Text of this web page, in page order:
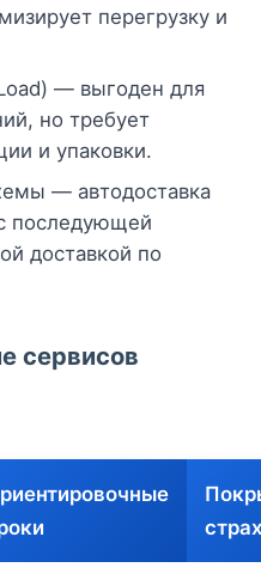
перегрузку и
— выгоден для
но требует
и упаковки.
— автодоставка
последующей
доставкой по
сервисов